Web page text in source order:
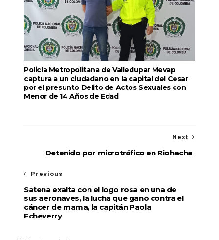
Policía Metropolitana de Valledupar Mevap
captura a un ciudadano en la capital del Cesar
por el presunto Delito de Actos Sexuales con
Menor de 14 Años de Edad
Next
Detenido por microtráfico en Riohacha
Previous
Satena exalta con el logo rosa en una de
sus aeronaves, la lucha que ganó contra el
cáncer de mama, la capitán Paola
Echeverry